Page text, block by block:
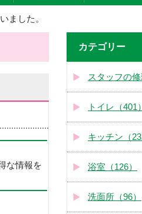
ました。
な情報を
カテゴリー
スタッフの修
トイレ（401）
キッチン（
浴室（126）
洗面所（96）